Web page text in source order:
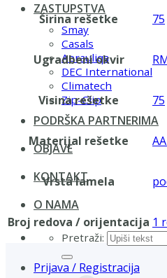
ZASTUPSTVA
Smay
Casals
Aerauliqa
DEC International
Climatech
Zip-Clip
PODRŠKA PARTNERIMA
OBJAVE
KONTAKT
O NAMA
Pretraži:
Prijava / Registracija
Širina rešetke 75
Ugradbeni okvir
Visina rešetke 75
Materijal rešetke
Vrsta lamela
Broj redova / orijentacija 1